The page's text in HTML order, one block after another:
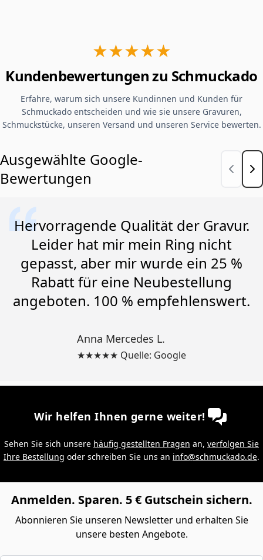
★★★★★
Kundenbewertungen zu Schmuckado
Erfahre, warum sich unsere Kundinnen und Kunden für
Schmuckado entscheiden und wie sie unsere Gravuren,
Schmuckstücke, unseren Versand und unseren Service bewerten.
Ausgewählte Google-
Bewertungen
Hervorragende Qualität der Gravur.
Leider hat mir mein Ring nicht
gepasst, aber mir wurde ein 25 %
Rabatt für eine Neubestellung
angeboten. 100 % empfehlenswert.
Anna Mercedes L.
★★★★★ Quelle: Google
Wir helfen Ihnen gerne weiter!
Sehen Sie sich unsere häufig gestellten Fragen an, verfolgen Sie
Ihre Bestellung oder schreiben Sie uns an info@schmuckado.de.
Anmelden. Sparen. 5 € Gutschein sichern.
Abonnieren Sie unseren Newsletter und erhalten Sie
unsere besten Angebote.